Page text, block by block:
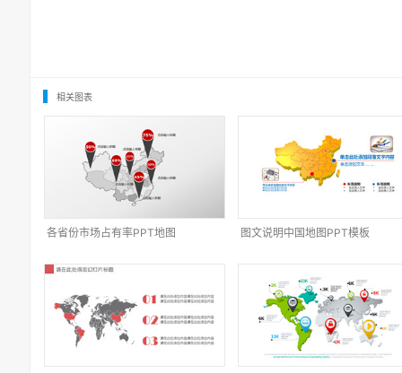
相关图表
各省份市场占有率PPT地图 图文说明中国地图PPT模板